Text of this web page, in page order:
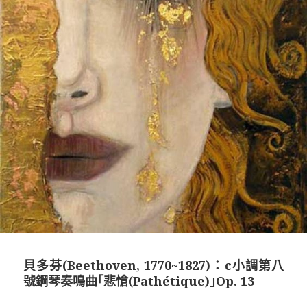
貝多芬(Beethoven, 1770~1827)：c小調第八
號鋼琴奏鳴曲｢悲愴(Pathétique)｣Op. 13